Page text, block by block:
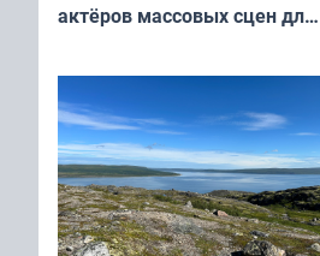
актёров массовых сцен для
короткометражном фильме